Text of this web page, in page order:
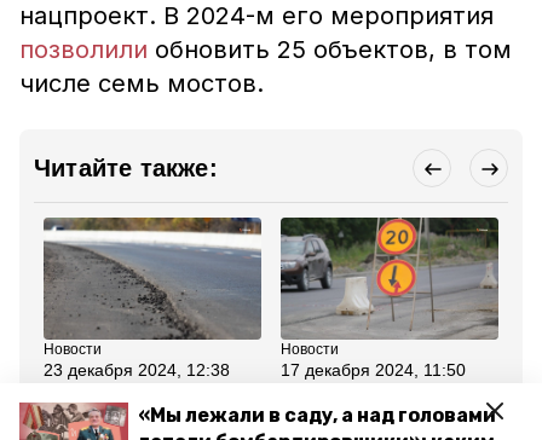
«Мы лежали в саду, а над головами
нацпроект. В 2024-м его мероприятия
позволили обновить 25 объектов, в том
числе семь мостов.
Читайте также:
Новости
23 декабря 2024, 12:38
нацпроекту дорог
составили на
Новости
17 декабря 2024, 11:50
поручил
отремонтировать